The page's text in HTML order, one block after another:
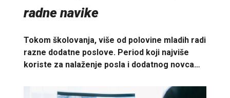
radne navike
Tokom školovanja, više od polovine mladih radi
razne dodatne poslove. Period koji najviše
koriste za nalaženje posla i dodatnog novca…